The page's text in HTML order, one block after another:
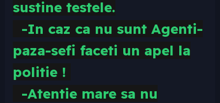
sustine testele.
-In caz ca nu sunt Agenti-
paza-sefi faceti un apel la
politie !
-Atentie mare sa nu